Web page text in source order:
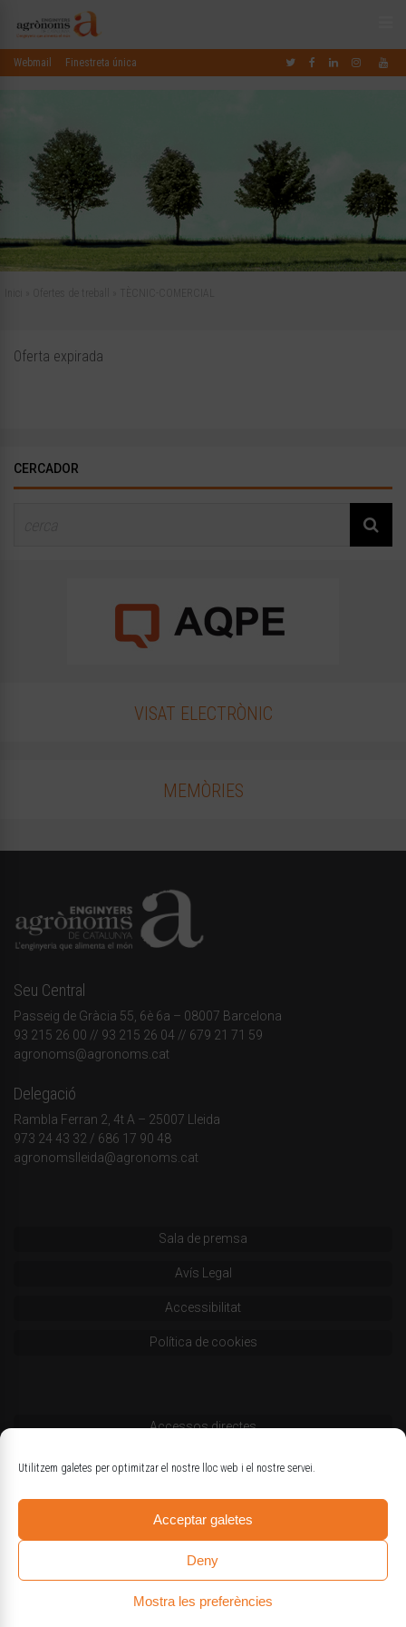
Utilitzem galetes per optimitzar el nostre lloc web i el nostre servei.
Acceptar galetes
Deny
Mostra les preferències
Webmail Finestreta única
Oferta expirada
CERCADOR
VISAT ELECTRÒNIC
MEMÒRIES
Seu Central
Passeig de Gràcia 55, 6è 6a – 08007 Barcelona
93 215 26 00 // 93 215 26 04 // 679 21 71 59
agronoms@agronoms.cat
Delegació
Rambla Ferran 2, 4t A – 25007 Lleida
973 24 43 32 / 686 17 90 48
agronomslleida@agronoms.cat
Sala de premsa
Avís Legal
Accessibilitat
Política de cookies
Accessos directes
Codi deontològic
Logotips oficials